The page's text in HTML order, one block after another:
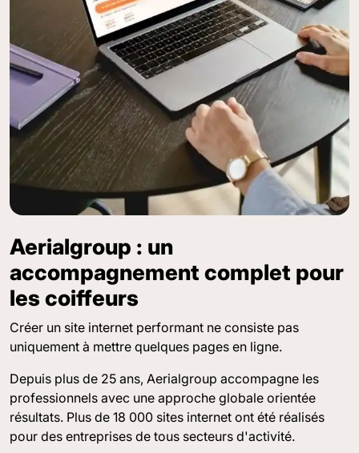
Aerialgroup : un
accompagnement complet pour
les coiffeurs
Créer un site internet performant ne consiste pas
uniquement à mettre quelques pages en ligne.
Depuis plus de 25 ans, Aerialgroup accompagne les
professionnels avec une approche globale orientée
résultats. Plus de 18 000 sites internet ont été réalisés
pour des entreprises de tous secteurs d'activité.